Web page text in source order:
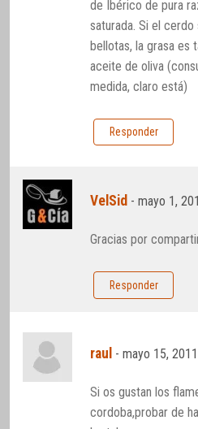
de Ibérico de pura
saturada. Si el
bellotas, la grasa es
aceite de oliva
medida, claro está)
Responder
VelSid -mayo 1,
Gracias por
Responder
raul -mayo 15,
Si os gustan los
cordoba,probar de